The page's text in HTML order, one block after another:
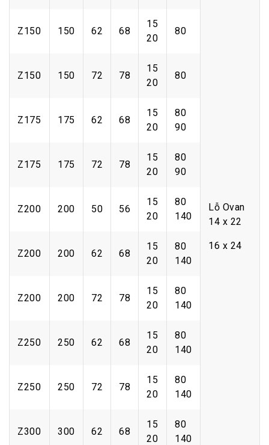
Lỗ Ovan
14 x 22
16 x 24
Z150 150 62 68
15
20
80
Z150 150 72 78
15
20
80
Z175 175 62 68
15
20
80
90
Z175 175 72 78
15
20
80
90
Z200 200 50 56
15
20
80
140
Z200 200 62 68
15
20
80
140
Z200 200 72 78
15
20
80
140
Z250 250 62 68
15
20
80
140
Z250 250 72 78
15
20
80
140
Z300 300 62 68
15
20
80
140